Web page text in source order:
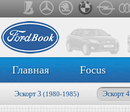
Главная Focus
Эскорт 3 (1980-1985) Эскорт 4